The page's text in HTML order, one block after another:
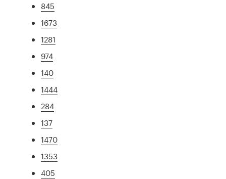
845
1673
1281
974
140
1444
284
137
1470
1353
405